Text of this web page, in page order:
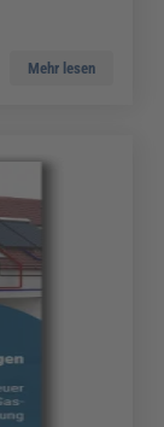
Mehr lesen